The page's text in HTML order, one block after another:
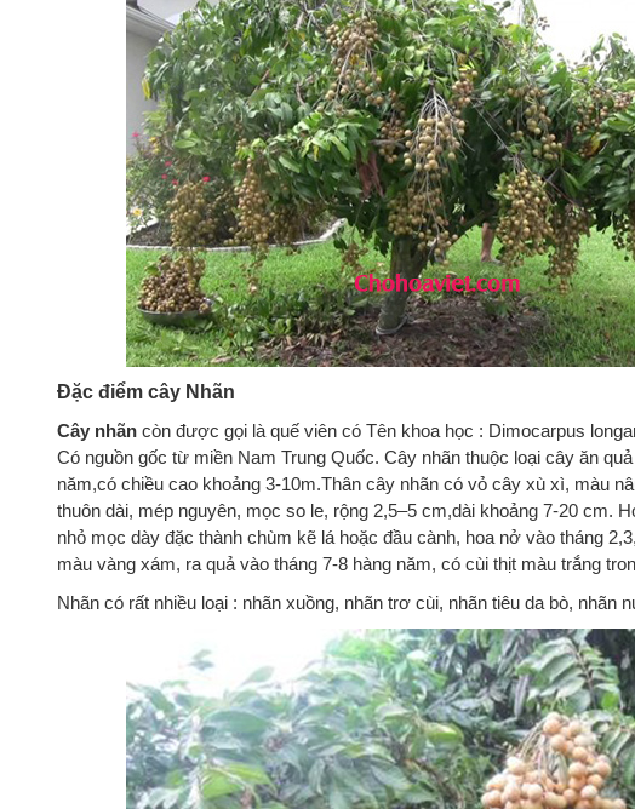
Đặc điểm cây Nhãn
Cây nhãn còn được gọi là quế viên có Tên khoa học : Dimocarpus
Có nguồn gốc từ miền Nam Trung Quốc. Cây nhãn thuộc loại cây ăn
năm,có chiều cao khoảng 3-10m.Thân cây nhãn có vỏ cây xù xì, màu
thuôn dài, mép nguyên, mọc so le, rộng 2,5–5 cm,dài khoảng 7-20 cm.
nhỏ mọc dày đặc thành chùm kẽ lá hoặc đầu cành, hoa nở vào tháng
màu vàng xám, ra quả vào tháng 7-8 hàng năm, có cùi thịt màu trắng
Nhãn có rất nhiều loại : nhãn xuồng, nhãn trơ cùi, nhãn tiêu da bò, nhãn